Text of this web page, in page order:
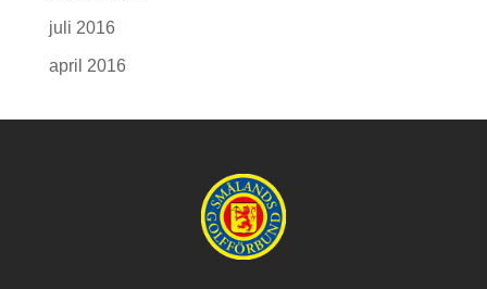
juli 2016
april 2016